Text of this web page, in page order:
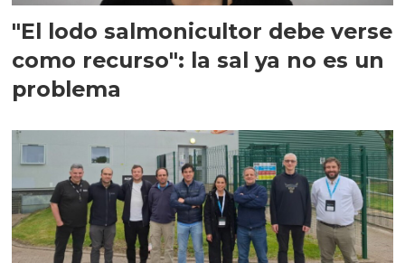
"El lodo salmonicultor debe verse
como recurso": la sal ya no es un
problema